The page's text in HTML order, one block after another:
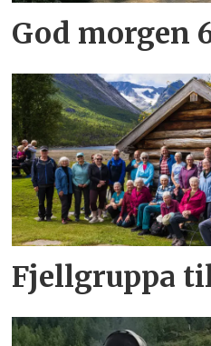
God morgen
Fjellgruppa